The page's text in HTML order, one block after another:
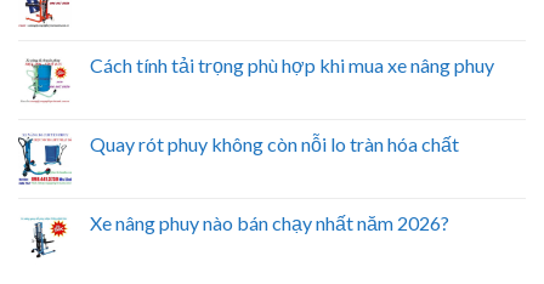
Cách tính tải trọng phù hợp khi mua xe nâng phuy
Quay rót phuy không còn nỗi lo tràn hóa chất
Xe nâng phuy nào bán chạy nhất năm 2026?